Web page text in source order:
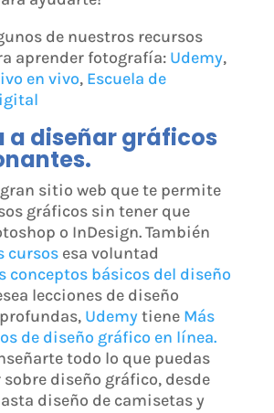
de nuestros recursos
aprender fotografía: Udemy,
en vivo, Escuela de
a diseñar gráficos
sitio web que te permite
gráficos sin tener que
o InDesign. También
cursosesa voluntad
conceptos básicos del diseño
lecciones de diseño
Udemytiene Más
de diseño gráfico en línea.
todo lo que puedas
sobre diseño gráfico, desde
diseño de camisetas y